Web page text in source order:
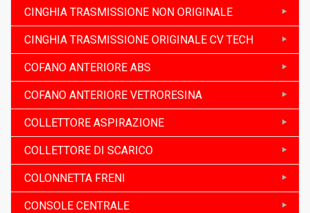
CINGHIA TRASMISSIONE NON ORIGINALE
CINGHIA TRASMISSIONE ORIGINALE CV TECH
COFANO ANTERIORE ABS
COFANO ANTERIORE VETRORESINA
COLLETTORE ASPIRAZIONE
COLLETTORE DI SCARICO
COLONNETTA FRENI
CONSOLE CENTRALE